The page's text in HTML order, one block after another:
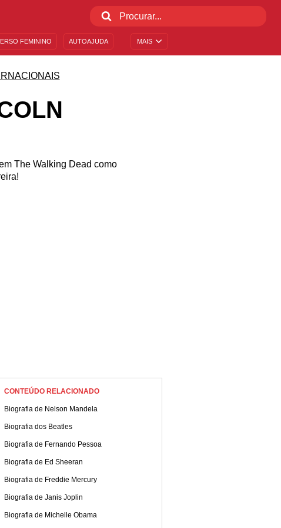
MAIS
FEMININO AUTOAJUDA
The Walking Dead como
CONTEÚDO RELACIONADO
Biografia de Nelson Mandela
Biografia dos Beatles
Biografia de Fernando Pessoa
Biografia de Ed Sheeran
Biografia de Freddie Mercury
Biografia de Janis Joplin
Biografia de Michelle Obama